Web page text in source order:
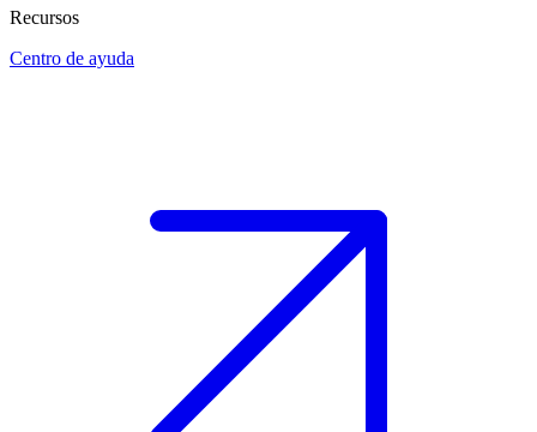
Recursos
Centro de ayuda